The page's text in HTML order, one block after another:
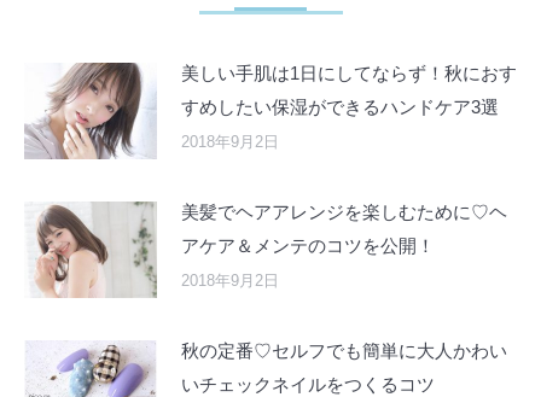
美しい手肌は1日にしてならず！秋におす
すめしたい保湿ができるハンドケア3選
2018年9月2日
美髪でヘアアレンジを楽しむために♡ヘ
アケア＆メンテのコツを公開！
2018年9月2日
秋の定番♡セルフでも簡単に大人かわい
いチェックネイルをつくるコツ